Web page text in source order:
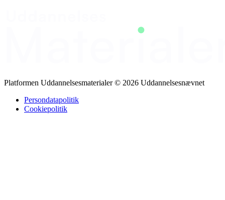
Platformen Uddannelsesmaterialer © 2026 Uddannelsesnævnet
Persondatapolitik
Cookiepolitik